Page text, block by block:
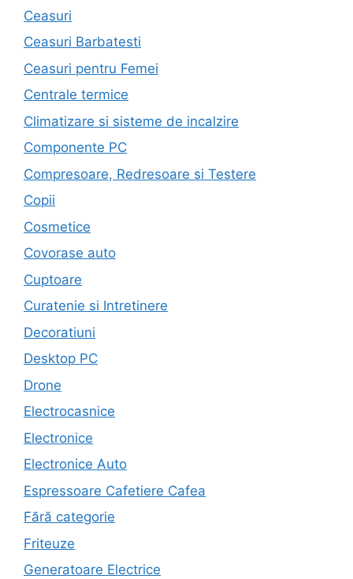
Ceasuri
Ceasuri Barbatesti
Ceasuri pentru Femei
Centrale termice
Climatizare si sisteme de incalzire
Componente PC
Compresoare, Redresoare si Testere
Copii
Cosmetice
Covorase auto
Cuptoare
Curatenie si Intretinere
Decoratiuni
Desktop PC
Drone
Electrocasnice
Electronice
Electronice Auto
Espressoare Cafetiere Cafea
Fără categorie
Friteuze
Generatoare Electrice